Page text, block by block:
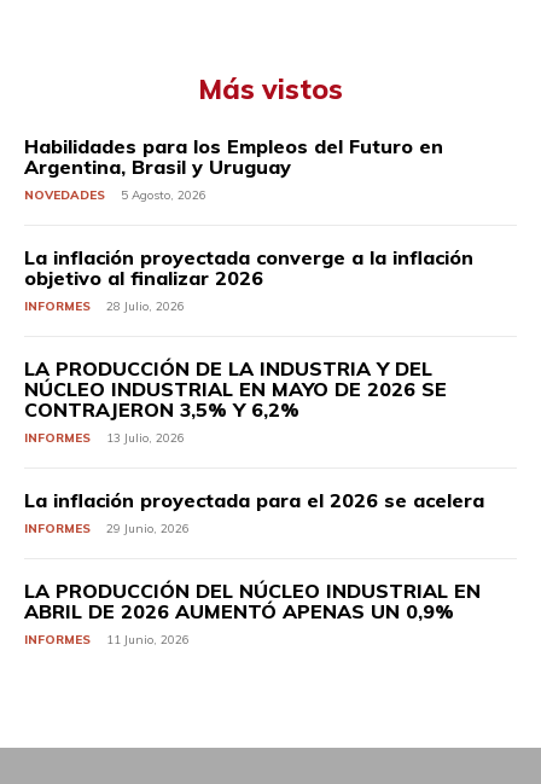
Más vistos
Habilidades para los Empleos del Futuro en
Argentina, Brasil y Uruguay
NOVEDADES 5 Agosto, 2026
La inflación proyectada converge a la inflación
objetivo al finalizar 2026
INFORMES 28 Julio, 2026
LA PRODUCCIÓN DE LA INDUSTRIA Y DEL
NÚCLEO INDUSTRIAL EN MAYO DE 2026 SE
CONTRAJERON 3,5% Y 6,2%
INFORMES 13 Julio, 2026
La inflación proyectada para el 2026 se acelera
INFORMES 29 Junio, 2026
LA PRODUCCIÓN DEL NÚCLEO INDUSTRIAL EN
ABRIL DE 2026 AUMENTÓ APENAS UN 0,9%
INFORMES 11 Junio, 2026